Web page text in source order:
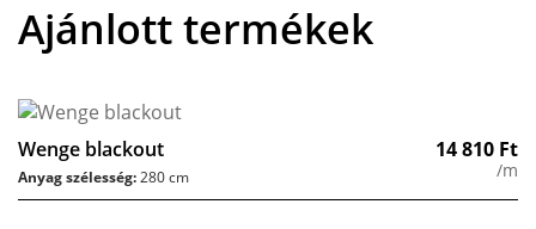
Ajánlott termékek
Wenge blackout 14 810 Ft
/m
Anyag szélesség:280 cm